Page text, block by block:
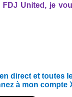
United, je
direct et toutes
à mon compte